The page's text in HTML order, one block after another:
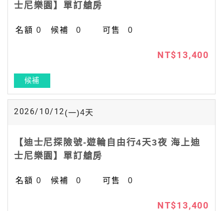
士尼樂園】單訂艙房
0 0 0
NT$13,400
候補
2026/10/12(一)4天
【迪士尼探險號-遊輪自由行4天3夜 海上迪
士尼樂園】單訂艙房
0 0 0
NT$13,400